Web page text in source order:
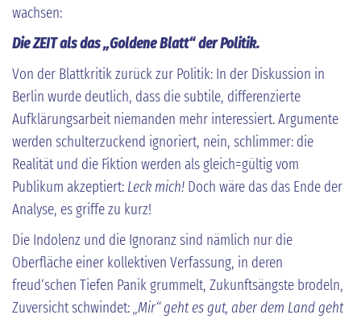
wachsen:
Die ZEIT als das „Goldene Blatt“ der Politik.
Von der Blattkritik zurück zur Politik: In der Diskussion in
Berlin wurde deutlich, dass die subtile, differenzierte
Aufklärungsarbeit niemanden mehr interessiert. Argumente
werden schulterzuckend ignoriert, nein, schlimmer: die
Realität und die Fiktion werden als gleich=gültig vom
Publikum akzeptiert: Leck mich! Doch wäre das das Ende der
Analyse, es griffe zu kurz!
Die Indolenz und die Ignoranz sind nämlich nur die
Oberfläche einer kollektiven Verfassung, in deren
freud‘schen Tiefen Panik grummelt, Zukunftsängste brodeln,
Zuversicht schwindet: „Mir“ geht es gut, aber dem Land geht